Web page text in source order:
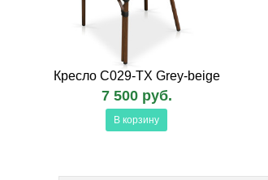
Кресло C029-TX Grey-beige
7 500 руб.
В корзину